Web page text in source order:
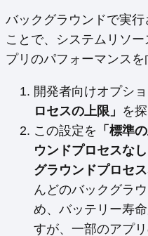
バックグラウンドで実
ことで、システムリソ
プリのパフォーマンスを
開発者向けオプシ
ロセスの上限」 を
この設定を 「標準
ウンドプロセスなし
グラウンドプロセス
んどのバックグラ
め、バッテリー寿
すが、一部のアプ